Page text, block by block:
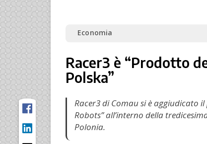
Economia
Racer3 è “Prodotto
Polska”
Racer3 di Comau si è aggiudicato
Robots” all’interno della
Polonia.